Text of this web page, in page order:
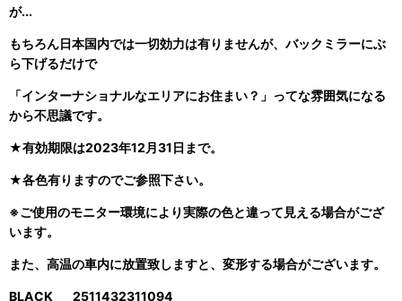
が...
もちろん日本国内では一切効力は有りませんが、バックミラーにぶ
ら下げるだけで
「インターナショナルなエリアにお住まい？」ってな雰囲気になる
から不思議です。
★有効期限は2023年12月31日まで。
★各色有りますのでご参照下さい。
※ご使用のモニター環境により実際の色と違って見える場合がござ
います。
また、高温の車内に放置致しますと、変形する場合がございます。
BLACK 2511432311094